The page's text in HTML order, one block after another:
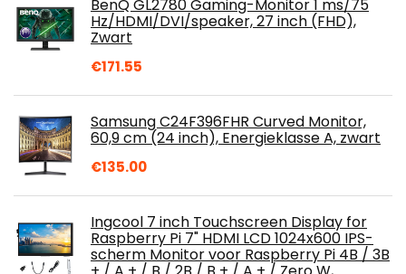
BenQ GL2780 Gaming-Monitor 1 ms/75
Hz/HDMI/DVI/speaker, 27 inch (FHD),
Zwart
€171.55
Samsung C24F396FHR Curved Monitor,
60,9 cm (24 inch), Energieklasse A, zwart
€135.00
Ingcool 7 inch Touchscreen Display for
Raspberry Pi 7" HDMI LCD 1024x600 IPS-
scherm Monitor voor Raspberry Pi 4B / 3B